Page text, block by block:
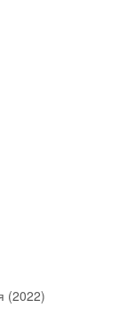
(2022)